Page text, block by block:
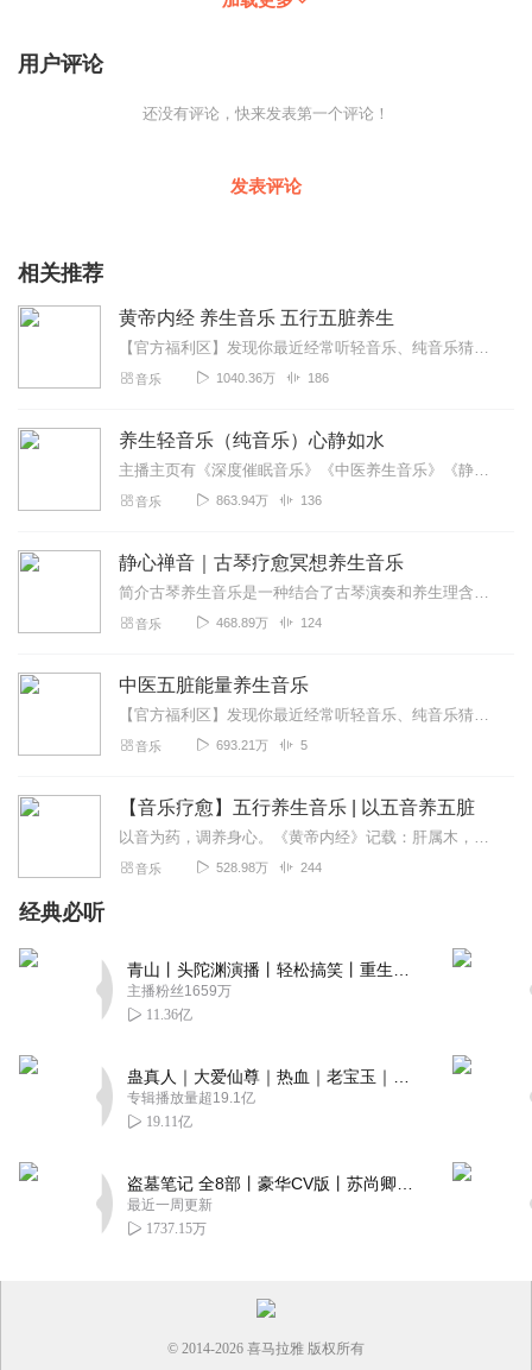
用户评论
还没有评论，快来发表第一个评论！
发表评论
相关推荐
黄帝内经 养生音乐 五行五脏养生
【官方福利区】发现你最近经常听轻音乐、纯音乐猜你喜欢喜马精选专辑《心理疗愈钢琴曲100首》一听就平静了，一听就困了缓解焦虑，帮助数百万听友入眠原价99元，福利...
音乐 1040.36万 186
养生轻音乐（纯音乐）心静如水
主播主页有《深度催眠音乐》《中医养生音乐》《静心纯音乐》专辑，期待您的聆听！还可以加入主播XiMi会员团，免费畅听所有付费音频！一曲佳音，祛除烦心琐事，让人间安...
音乐 863.94万 136
静心禅音｜古琴疗愈冥想养生音乐
简介古琴养生音乐是一种结合了古琴演奏和养生理含的特殊音乐形式。亡松沅旷远的音色，能够唤起人们内心的干静与和谐。通过它优美的旋律和节卖，引导人们进入冥想状态，达到...
音乐 468.89万 124
中医五脏能量养生音乐
【官方福利区】发现你最近经常听轻音乐、纯音乐猜你喜欢喜马精选专辑《心理疗愈钢琴曲100首》一听就平静了，一听就困了缓解焦虑，帮助数百万听友入眠原价99元，福利...
音乐 693.21万 5
【音乐疗愈】五行养生音乐 | 以五音养五脏
以音为药，调养身心。《黄帝内经》记载：肝属木，在音为角，在志为怒；心属火，在音为徵，在志为喜；脾属土，在音为宫，在志为思；肺属金，在音为商，在志为忧；肾属水，在...
音乐 528.98万 244
经典必听
主播粉丝1659万
11.36亿
专辑播放量超19.1亿
19.11亿
最近一周更新
1737.15万
© 2014-2026 喜马拉雅 版权所有